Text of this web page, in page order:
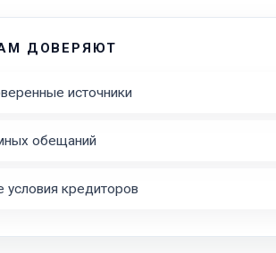
ДОВЕРЯЮТ
источники
обещаний
условия кредиторов